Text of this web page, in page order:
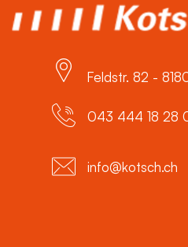
Feldstr. 82 -
043 444 18 28
info@kotsch.ch